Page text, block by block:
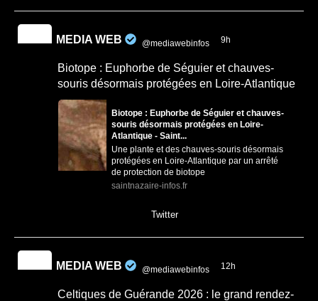
MEDIA WEB @mediawebinfos 9h
Biotope : Euphorbe de Séguier et chauves-
souris désormais protégées en Loire-Atlantique
Biotope : Euphorbe de Séguier et chauves-
souris désormais protégées en Loire-
Atlantique - Saint...
Une plante et des chauves-souris désormais
protégées en Loire-Atlantique par un arrêté
de protection de biotope
saintnazaire-infos.fr
Twitter
MEDIA WEB @mediawebinfos 12h
Celtiques de Guérande 2026 : le grand rendez-